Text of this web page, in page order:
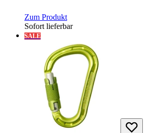
Zum Produkt
Sofort lieferbar
SALE